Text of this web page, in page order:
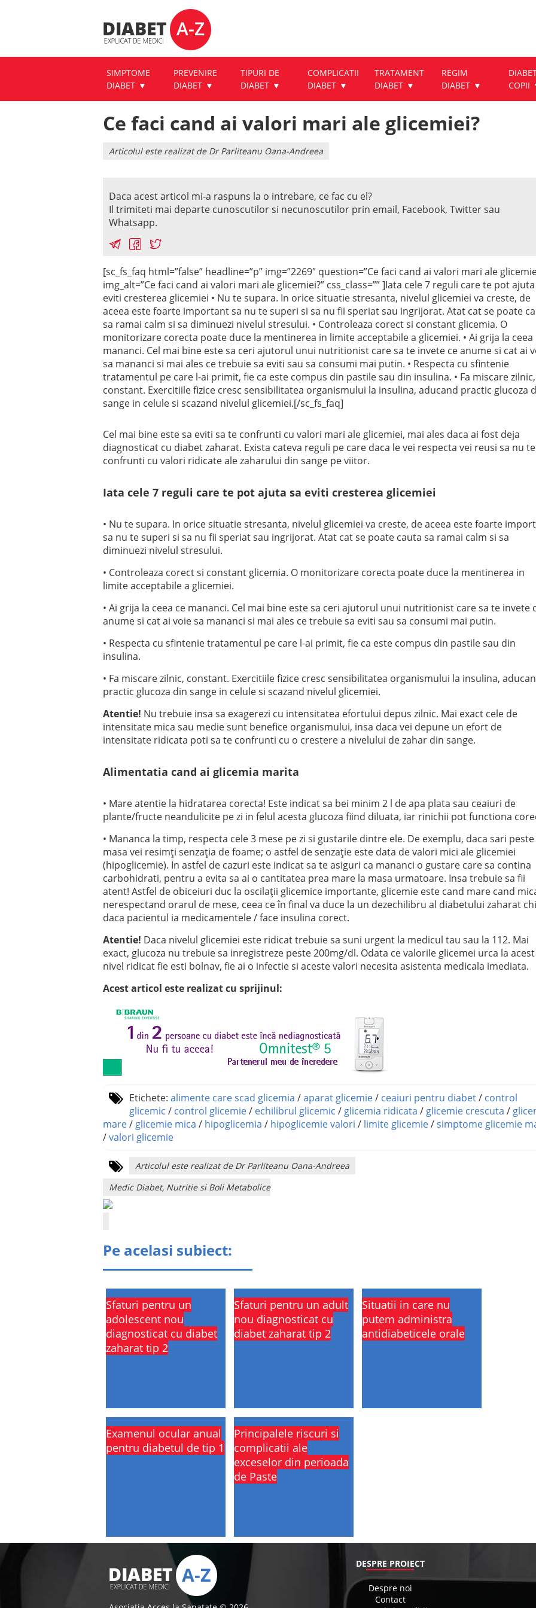
SIMPTOME
DIABET
PREVENIRE
DIABET
TIPURI DE
DIABET
COMPLICATII
DIABET
TRATAMENT
DIABET
REGIM
DIABET
COPII
Ce faci cand ai valori mari ale glicemiei?
Articolul este realizat de Dr Parliteanu Oana-Andreea
Daca acest articol mi-a raspuns la o intrebare, ce fac cu el?
Il trimiteti mai departe cunoscutilor si necunoscutilor prin email, Facebook, Twitter sau
Whatsapp.
[sc_fs_faq html=”false” headline=”p” img=”2269″ question=”Ce faci cand ai valori mari ale
img_alt=”Ce faci cand ai valori mari ale glicemiei?” css_class=”” ]Iata cele 7 reguli care te pot
eviti cresterea glicemiei • Nu te supara. In orice situatie stresanta, nivelul glicemiei va creste, de
aceea este foarte important sa nu te superi si sa nu fii speriat sau ingrijorat. Atat cat se poate
sa ramai calm si sa diminuezi nivelul stresului. • Controleaza corect si constant glicemia. O
monitorizare corecta poate duce la mentinerea in limite acceptabile a glicemiei. • Ai grija la ceea
mananci. Cel mai bine este sa ceri ajutorul unui nutritionist care sa te invete ce anume si cat ai
sa mananci si mai ales ce trebuie sa eviti sau sa consumi mai putin. • Respecta cu sfintenie
tratamentul pe care l-ai primit, fie ca este compus din pastile sau din insulina. • Fa miscare zilnic,
constant. Exercitiile fizice cresc sensibilitatea organismului la insulina, aducand practic glucoza
sange in celule si scazand nivelul glicemiei.[/sc_fs_faq]
Cel mai bine este sa eviti sa te confrunti cu valori mari ale glicemiei, mai ales daca ai fost deja
diagnosticat cu diabet zaharat. Exista cateva reguli pe care daca le vei respecta vei reusi sa nu te
confrunti cu valori ridicate ale zaharului din sange pe viitor.
Iata cele 7 reguli care te pot ajuta sa eviti cresterea glicemiei
• Nu te supara. In orice situatie stresanta, nivelul glicemiei va creste, de aceea este foarte
sa nu te superi si sa nu fii speriat sau ingrijorat. Atat cat se poate cauta sa ramai calm si sa
diminuezi nivelul stresului.
• Controleaza corect si constant glicemia. O monitorizare corecta poate duce la mentinerea in
limite acceptabile a glicemiei.
• Ai grija la ceea ce mananci. Cel mai bine este sa ceri ajutorul unui nutritionist care sa te invete
anume si cat ai voie sa mananci si mai ales ce trebuie sa eviti sau sa consumi mai putin.
• Respecta cu sfintenie tratamentul pe care l-ai primit, fie ca este compus din pastile sau din
insulina.
• Fa miscare zilnic, constant. Exercitiile fizice cresc sensibilitatea organismului la insulina,
practic glucoza din sange in celule si scazand nivelul glicemiei.
Atentie! Nu trebuie insa sa exagerezi cu intensitatea efortului depus zilnic. Mai exact cele de
intensitate mica sau medie sunt benefice organismului, insa daca vei depune un efort de
intensitate ridicata poti sa te confrunti cu o crestere a nivelului de zahar din sange.
Alimentatia cand ai glicemia marita
• Mare atentie la hidratarea corecta! Este indicat sa bei minim 2 l de apa plata sau ceaiuri de
plante/fructe neandulicite pe zi in felul acesta glucoza fiind diluata, iar rinichii pot functiona
• Mananca la timp, respecta cele 3 mese pe zi si gustarile dintre ele. De exemplu, daca sari peste
masa vei resimți senzația de foame; o astfel de senzație este data de valori mici ale glicemiei
(hipoglicemie). In astfel de cazuri este indicat sa te asiguri ca mananci o gustare care sa contina
carbohidrati, pentru a evita sa ai o cantitatea prea mare la masa urmatoare. Insa trebuie sa fii
atent! Astfel de obiceiuri duc la oscilații glicemice importante, glicemie este cand mare cand
nerespectand orarul de mese, ceea ce în final va duce la un dezechilibru al diabetului zaharat
daca pacientul ia medicamentele / face insulina corect.
Atentie! Daca nivelul glicemiei este ridicat trebuie sa suni urgent la medicul tau sau la 112. Mai
exact, glucoza nu trebuie sa inregistreze peste 200mg/dl. Odata ce valorile glicemei urca la acest
nivel ridicat fie esti bolnav, fie ai o infectie si aceste valori necesita asistenta medicala imediata.
Acest articol este realizat cu sprijinul:
Etichete: alimente care scad glicemia /aparat glicemie/ ceaiuri pentru diabet/ control
glicemic / control glicemie/ echilibrul glicemic / glicemia ridicata / glicemie crescuta /
mare/ glicemie mica / hipoglicemia / hipoglicemie valori / limite glicemie/simptome glicemie
/valori glicemie
Articolul este realizat de Dr Parliteanu Oana-Andreea
Medic Diabet, Nutritie si Boli Metabolice
Pe acelasi subiect:
Sfaturi pentru un
adolescent nou
diagnosticat cu diabet
zaharat tip 2
Sfaturi pentru un adult
nou diagnosticat cu
diabet zaharat tip 2
Situatii in care nu
putem administra
antidiabeticele orale
Examenul ocular anual
pentru diabetul de tip 1
Principalele riscuri si
complicatii ale
exceselor din perioada
de Paste
DESPRE PROIECT
Despre noi
Contact